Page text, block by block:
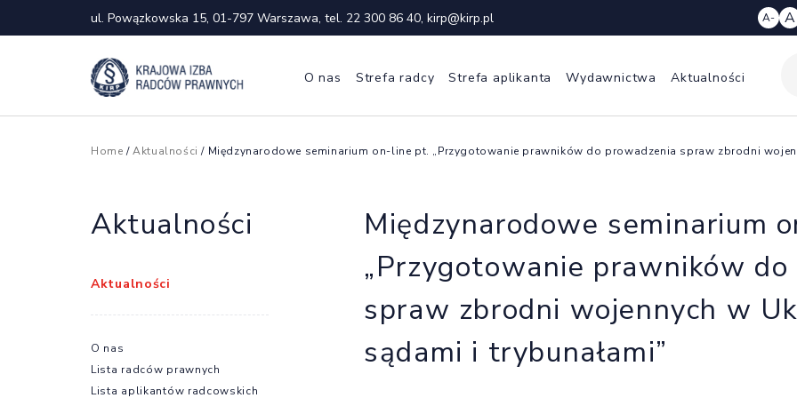
ul. Powązkowska 15, 01-797 Warszawa, tel. 22 300 86 40, kirp@kirp.pl A- A
O nas Strefa radcy Strefa aplikanta Wydawnictwa Aktualności
Home /Aktualności / Międzynarodowe seminarium on-line pt. „Przygotowanie prawników do prowadzenia spraw zbrodni
Międzynarodowe seminarium
„Przygotowanie prawników
spraw zbrodni wojennych w
sądami i trybunałami”
Aktualności
Aktualności
O nas
Lista radców prawnych
Lista aplikantów radcowskich